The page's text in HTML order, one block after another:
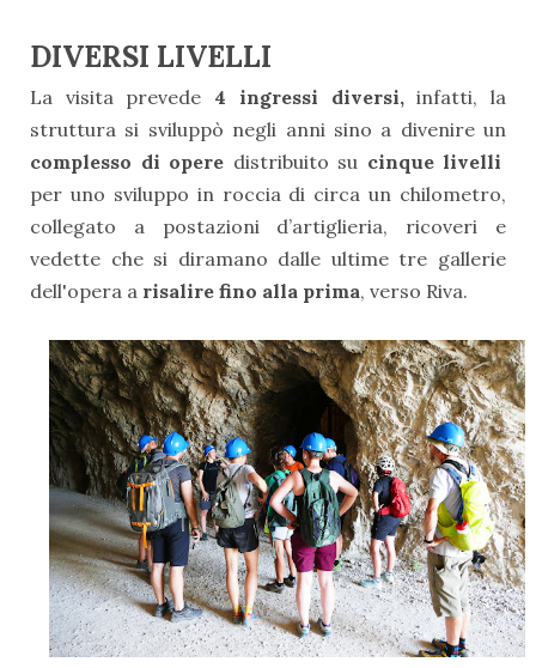
DIVERSI LIVELLI
La visita prevede 4 ingressi diversi,infatti, la
struttura si sviluppò negli anni sino a divenire un
complesso di opere distribuito su cinque livelli
per uno sviluppo in roccia di circa un chilometro,
collegato a postazioni d’artiglieria, ricoveri e
vedette che si diramano dalle ultime tre gallerie
dell'opera a risalire fino alla prima, verso Riva.